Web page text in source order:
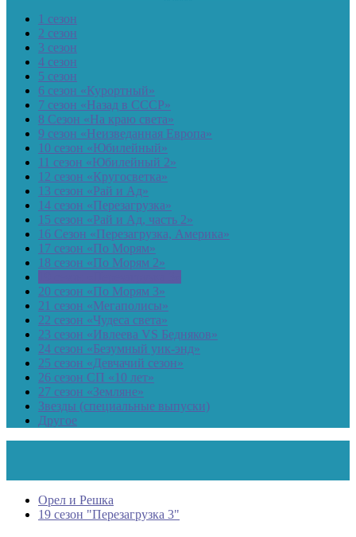
1 сезон
2 сезон
3 сезон
4 сезон
5 сезон
6 сезон «Курортный»
7 сезон «Назад в СССР»
8 Сезон «На краю света»
9 сезон «Неизведанная Европа»
10 сезон «Юбилейный»
11 сезон «Юбилейный 2»
12 сезон «Кругосветка»
13 сезон «Рай и Ад»
14 сезон «Перезагрузка»
15 сезон «Рай и Ад, часть 2»
16 Сезон «Перезагрузка, Америка»
17 сезон «По Морям»
18 сезон «По Морям 2»
20 сезон «По Морям 3»
21 сезон «Мегаполисы»
22 сезон «Чудеса света»
23 сезон «Ивлеева VS Бедняков»
24 сезон «Безумный уик-энд»
25 сезон «Девчачий сезон»
26 сезон СП «10 лет»
27 сезон «Земляне»
Звезды (специальные выпуски)
Другое
Орел и Решка
19 сезон "Перезагрузка 3"